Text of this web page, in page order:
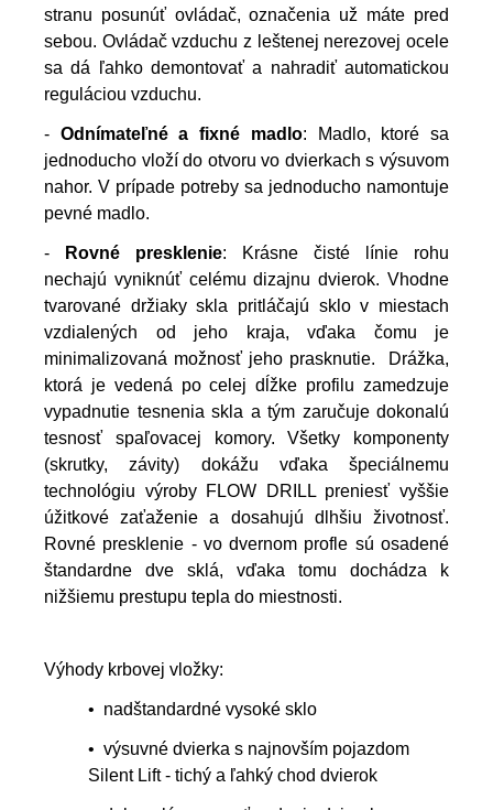
stranu posunúť ovládač, označenia už máte pred
sebou. Ovládač vzduchu z leštenej nerezovej ocele
sa dá ľahko demontovať a nahradiť automatickou
reguláciou vzduchu.
- Odnímateľné a fixné madlo: Madlo, ktoré sa
jednoducho vloží do otvoru vo dvierkach s výsuvom
nahor. V prípade potreby sa jednoducho namontuje
pevné madlo.
- Rovné presklenie:
Krásne čisté línie rohu
nechajú vyniknúť celému dizajnu dvierok. Vhodne
tvarované držiaky skla pritláčajú sklo v miestach
vzdialených od jeho kraja, vďaka čomu je
minimalizovaná možnosť jeho prasknutie. Drážka,
ktorá je vedená po celej dĺžke profilu zamedzuje
vypadnutie tesnenia skla a tým zaručuje dokonalú
tesnosť spaľovacej komory. Všetky komponenty
(skrutky, závity) dokážu vďaka špeciálnemu
technológiu výroby FLOW DRILL preniesť vyššie
úžitkové zaťaženie a dosahujú dlhšiu životnosť.
Rovné presklenie - vo dvernom profle sú osadené
štandardne dve sklá, vďaka tomu dochádza k
nižšiemu prestupu tepla do miestnosti.
Výhody krbovej vložky:
• nadštandardné vysoké sklo
• výsuvné dvierka s najnovším pojazdom
Silent Lift - tichý a ľahký chod dvierok